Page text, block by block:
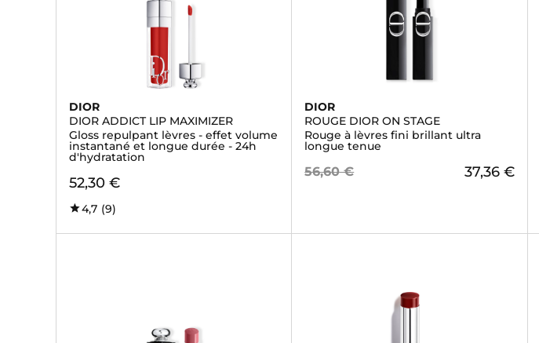
DIOR
DIOR ADDICT LIP MAXIMIZER
Gloss repulpant lèvres - effet volume
instantané et longue durée - 24h
d'hydratation
52,30 €
4,7 (9)
DIOR
ROUGE DIOR ON STAGE
Rouge à lèvres fini brillant ultra
longue tenue
56,60 € 37,36 €